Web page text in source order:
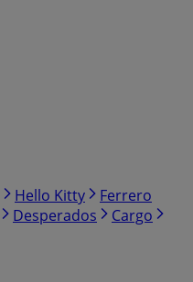
Hello Kitty
Ferrero
Desperados
Cargo